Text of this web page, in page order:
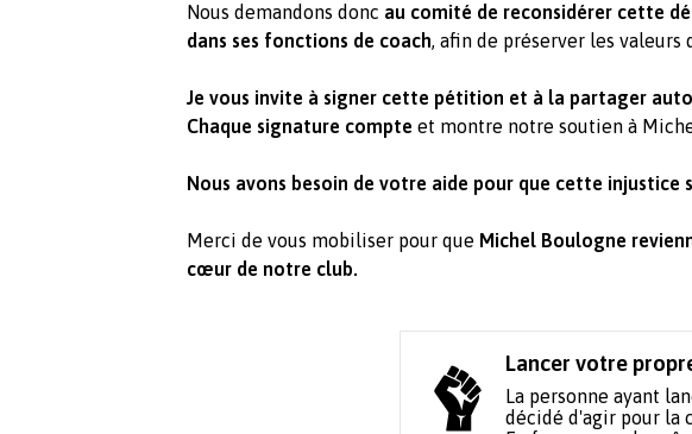
Nous demandons donc au comité de reconsidérer cette
dans ses fonctions de coach, afin de préserver les valeurs
Je vous invite à signer cette pétition et à la partager
Chaque signature compte et montre notre soutien à
Nous avons besoin de votre aide pour que cette
Merci de vous mobiliser pour que Michel Boulogne
cœur de notre club.
Lancer votre
La personne ayant
décidé d'agir pour la